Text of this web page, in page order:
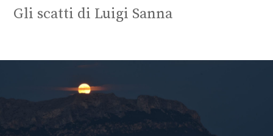
Gli scatti di Luigi Sanna